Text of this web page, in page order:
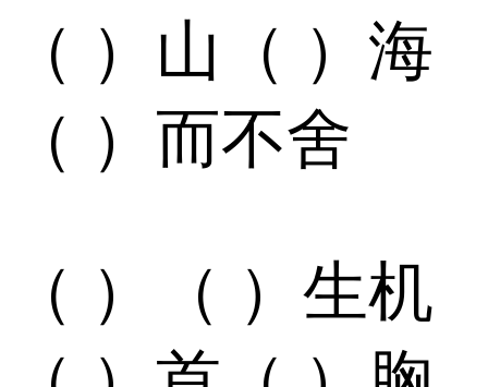
（ ）山（ ）海
（ ）而不舍
（ ）（ ）生机